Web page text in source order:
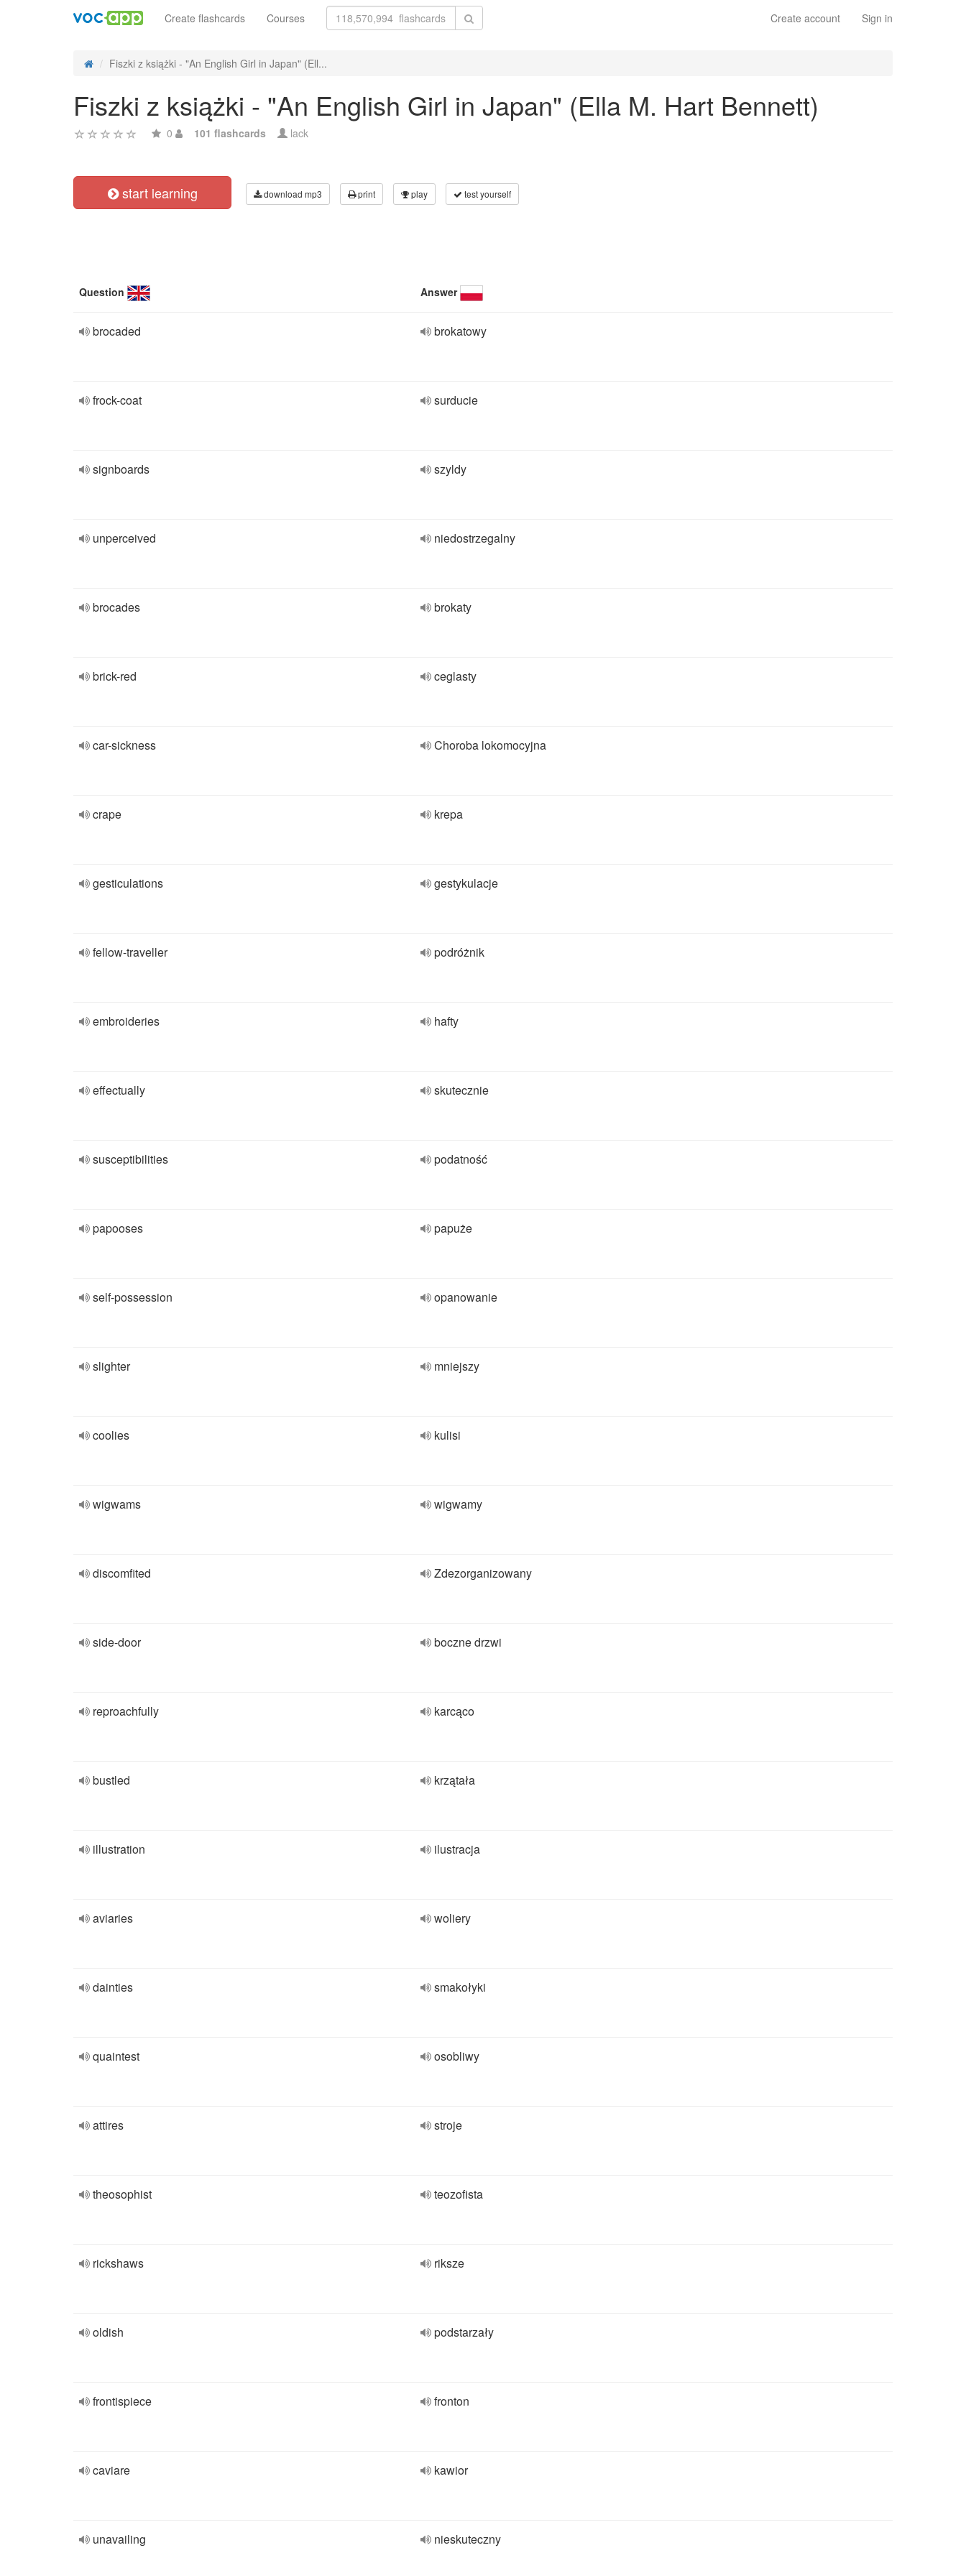
Create account Sign in
Create flashcards Courses
Fiszki z książki - "An English Girl in Japan" (Ell...
Fiszki z książki - "An English Girl in Japan" (Ella M. Hart Bennett)
0 101 flashcards lack
start learning download mp3 print play test yourself
Question Answer
brocaded brokatowy
frock-coat surducie
signboards szyldy
unperceived niedostrzegalny
brocades brokaty
brick-red ceglasty
car-sickness Choroba lokomocyjna
crape krepa
gesticulations gestykulacje
fellow-traveller podróżnik
embroideries hafty
effectually skutecznie
susceptibilities podatność
papooses papuże
self-possession opanowanie
slighter mniejszy
coolies kulisi
wigwams wigwamy
discomfited Zdezorganizowany
side-door boczne drzwi
reproachfully karcąco
bustled krzątała
illustration ilustracja
aviaries woliery
dainties smakołyki
quaintest osobliwy
attires stroje
theosophist teozofista
rickshaws riksze
oldish podstarzały
frontispiece fronton
caviare kawior
unavailing nieskuteczny